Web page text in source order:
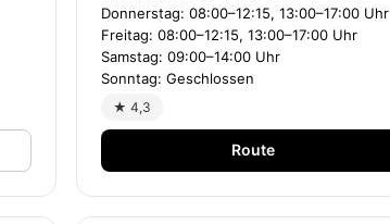
Donnerstag: 08:00–12:15, 13:00–17:00 Uhr
Freitag: 08:00–12:15, 13:00–17:00 Uhr
Samstag: 09:00–14:00 Uhr
Sonntag: Geschlossen
★ 4,3
Route